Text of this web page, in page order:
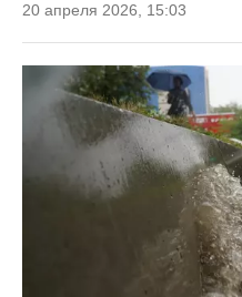
20 апреля 2026, 15:03